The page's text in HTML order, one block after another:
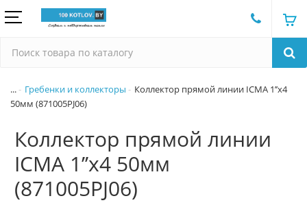
... Гребенки и коллекторы
Коллектор прямой линии ICMA 1’’x4
50мм (871005PJ06)
Коллектор прямой линии
ICMA 1’’x4 50мм
(871005PJ06)